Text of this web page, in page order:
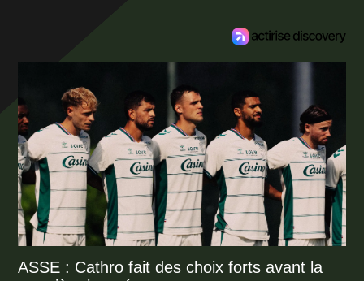
ASSE : Cathro fait des choix forts avant la